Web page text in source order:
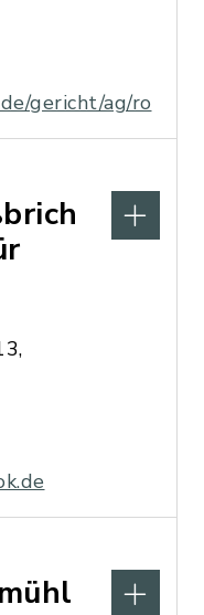
gericht/ag/ro